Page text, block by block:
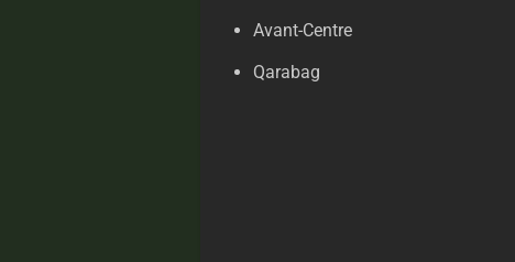
Avant-Centre
Qarabag